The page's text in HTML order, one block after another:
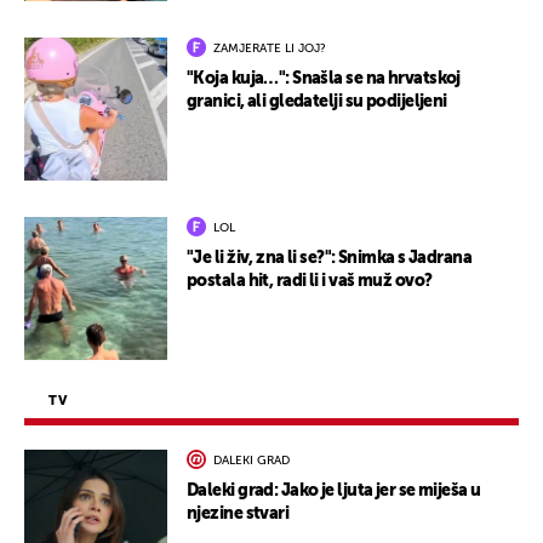
ZAMJERATE LI JOJ?
"Koja kuja…": Snašla se na hrvatskoj
granici, ali gledatelji su podijeljeni
LOL
"Je li živ, zna li se?": Snimka s Jadrana
postala hit, radi li i vaš muž ovo?
TV
DALEKI GRAD
Daleki grad: Jako je ljuta jer se miješa u
njezine stvari